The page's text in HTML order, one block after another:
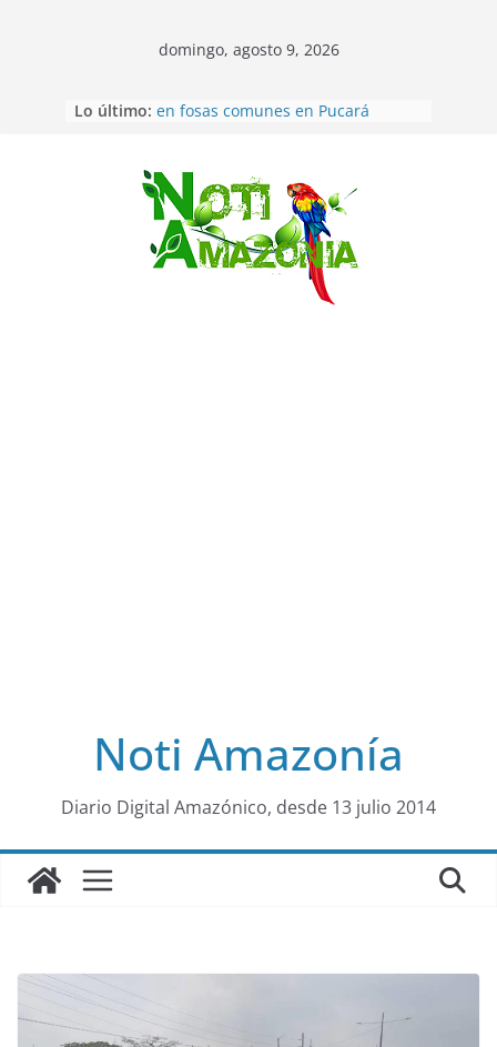
Saltar
al
domingo, agosto 9, 2026
Lo último: Ecuador: Ocho cadáveres hallados
atrajo a miles de personas en la
edición 2026 (video)
Pastaza: Fiscal no emite cargos
contra hombre de 50años que
mantenía relacion de «noviazgo»
con una menor de10 años en
Noti Amazonía
Diario Digital Amazónico, desde 13 julio 2014